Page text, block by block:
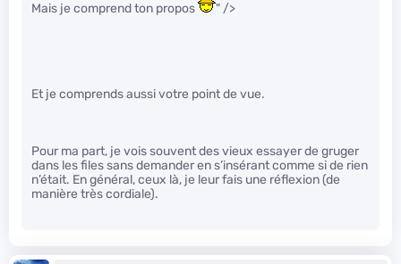
Mais je comprend ton propos " />
Et je comprends aussi votre point de vue.
Pour ma part, je vois souvent des vieux essayer de gruger
dans les files sans demander en s’insérant comme si de rien
n’était. En général, ceux là, je leur fais une réflexion (de
manière très cordiale).